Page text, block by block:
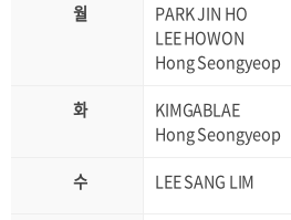
PARK JIN HO
LEE HOWON
Hong Seongyeop
KIMGABLAE
Hong Seongyeop
LEE SANG LIM